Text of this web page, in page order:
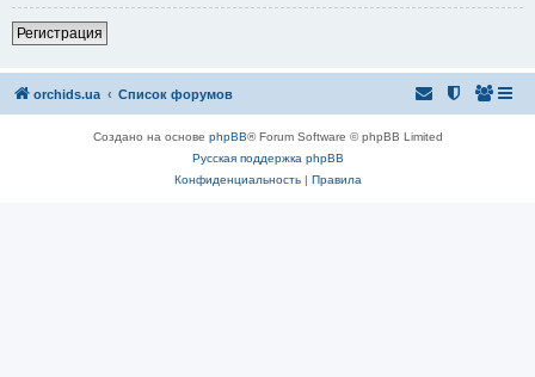
Регистрация
orchids.ua Список форумов
Создано на основе phpBB® Forum Software © phpBB Limited
Русская поддержка phpBB
Конфиденциальность| Правила